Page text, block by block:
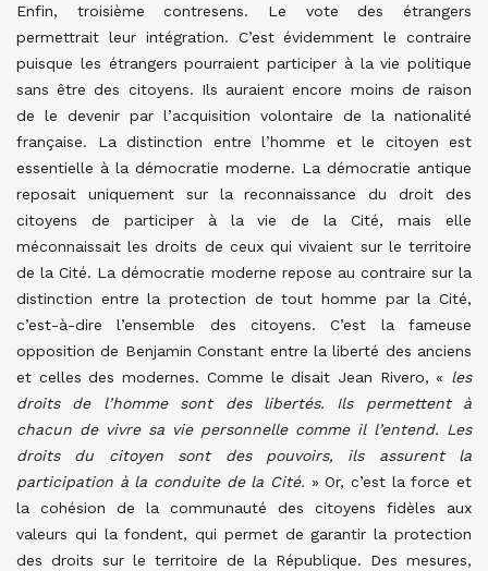
Enfin, troisième contresens. Le vote des étrangers
permettrait leur intégration. C’est évidemment le contraire
puisque les étrangers pourraient participer à la vie politique
sans être des citoyens. Ils auraient encore moins de raison
de le devenir par l’acquisition volontaire de la nationalité
française. La distinction entre l’homme et le citoyen est
essentielle à la démocratie moderne. La démocratie antique
reposait uniquement sur la reconnaissance du droit des
citoyens de participer à la vie de la Cité, mais elle
méconnaissait les droits de ceux qui vivaient sur le territoire
de la Cité. La démocratie moderne repose au contraire sur la
distinction entre la protection de tout homme par la Cité,
c’est-à-dire l’ensemble des citoyens. C’est la fameuse
opposition de Benjamin Constant entre la liberté des anciens
et celles des modernes. Comme le disait Jean Rivero, « les
droits de l’homme sont des libertés. Ils permettent à
chacun de vivre sa vie personnelle comme il l’entend. Les
droits du citoyen sont des pouvoirs, ils assurent la
participation à la conduite de la Cité. » Or, c’est la force et
la cohésion de la communauté des citoyens fidèles aux
valeurs qui la fondent, qui permet de garantir la protection
des droits sur le territoire de la République. Des mesures,